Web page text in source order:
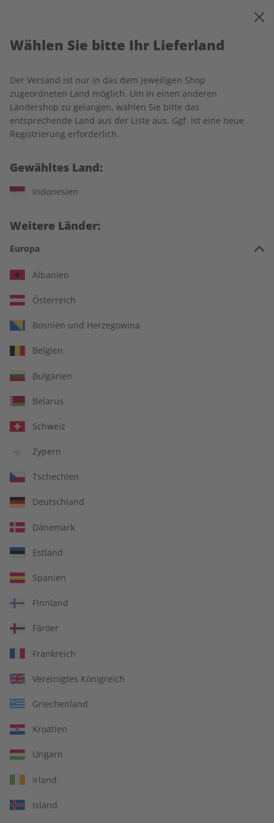
Startseite Spotlight Produkte
Produkte
20 Artikel
Filter
Jahrgang 2025
€ 69,90
Jahrgang 2025
€ 99,90
Spotlight Jahrgang 2024
Wählen Sie bitte Ihr Lieferland
Der Versand ist nur in das dem jeweiligen Shop
zugeordneten Land möglich. Um in einen anderen
Ländershop zu gelangen, wählen Sie bitte das
entsprechende Land aus der Liste aus. Ggf. ist eine neue
Registrierung erforderlich.
Gewähltes Land:
Indonesien
Weitere Länder:
Europa
Albanien
Österreich
Bosnien und Herzegowina
Belgien
Bulgarien
Belarus
Schweiz
Zypern
Tschechien
Deutschland
Dänemark
Estland
Spanien
Finnland
Färöer
Frankreich
Vereinigtes Königreich
Griechenland
Kroatien
Ungarn
Irland
Island